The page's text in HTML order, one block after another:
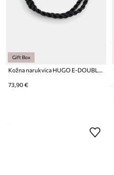
Gift Box
73,90 €